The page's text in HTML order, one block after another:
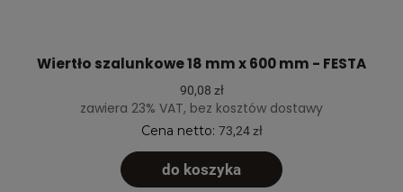
Wiertło szalunkowe 18 mm x 600 mm - FESTA
90,08 zł
zawiera 23% VAT, bez kosztów dostawy
Cena netto: 73,24 zł
do koszyka